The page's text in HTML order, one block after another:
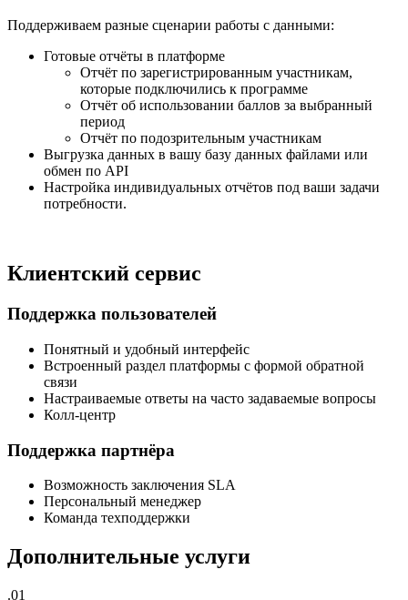
Поддерживаем разные сценарии работы с данными:
Готовые отчёты в платформе
Отчёт по зарегистрированным участникам,
которые подключились к программе
Отчёт об использовании баллов за выбранный
период
Отчёт по подозрительным участникам
Выгрузка данных в вашу базу данных файлами или
обмен по API
Настройка индивидуальных отчётов под ваши задачи
потребности.
Клиентский сервис
Поддержка пользователей
Понятный и удобный интерфейс
Встроенный раздел платформы с формой обратной
связи
Настраиваемые ответы на часто задаваемые вопросы
Колл-центр
Поддержка партнёра
Возможность заключения SLA
Персональный менеджер
Команда техподдержки
Дополнительные услуги
.01